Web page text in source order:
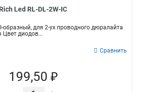
Rich Led RL-DL-2W-IC
образный, для 2-ух проводного дюралайта
Цвет диодов...
Сравнить
199,50 ₽